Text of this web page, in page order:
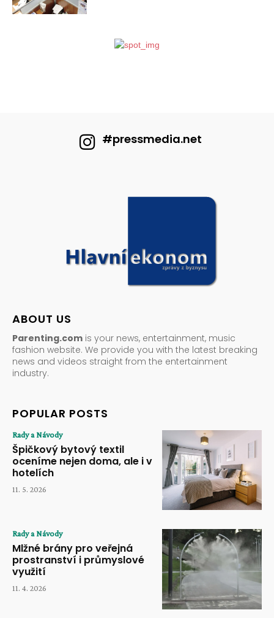
#pressmedia.net
ABOUT US
Parenting.com is your news, entertainment, music
fashion website. We provide you with the latest breaking
news and videos straight from the entertainment
industry.
POPULAR POSTS
Rady a Návody
Špičkový bytový textil
oceníme nejen doma, ale i v
hotelích
11. 5. 2026
Rady a Návody
Mlžné brány pro veřejná
prostranství i průmyslové
využití
11. 4. 2026